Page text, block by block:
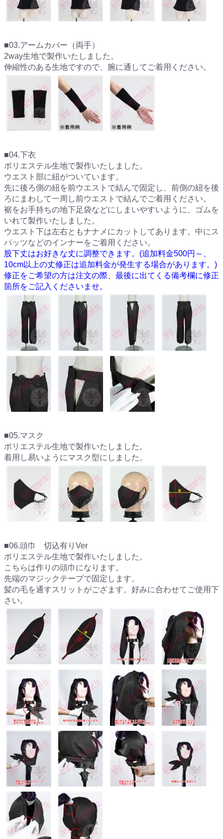
■03.アームカバー（両手）
2way生地で製作いたしました。
伸縮性のある生地ですので、腕に通してご着用ください。
■04.下衣
ポリエステル生地で製作いたしました。
ウエスト部に紐がついています。
先に後ろ側の紐を前ウエストで結んで固定し、前側の紐を後
ろにまわして一周し前ウエストで結んでご着用ください。
裾をお手持ちの地下足袋などにしまいやすいように、ゴムを
いれて製作いたしました。
ウエスト下は左右ともナナメにカットしてあります。中にス
パッツなどのインナーをご着用ください。
股下丈はお好きな丈に調整できます。(追加料金500円～、
10cm以上の丈修正は追加料金が発生する場合があります。)
修正をご希望の方は注文の際、最後に出てくる備考欄に修正
箇所をご記入くださいませ。
■05.マスク
ポリエステル生地で製作いたしました。
着用し易いようにマスク型にしました。
■06.頭巾 切込有りVer
ポリエステル生地で製作いたしました。
こちらは作りの頭巾になります。
先端のマジックテープで固定します。
髪の毛を通すスリットがござます。好みに合わせてご使用下
さい。